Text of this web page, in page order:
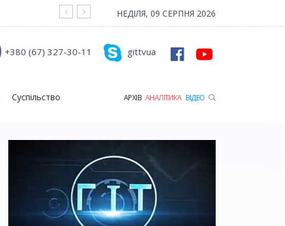
На війні загинув Герой з Рожищенської
НЕДІЛЯ, 09 СЕРПНЯ 2026
gittvua
+380 (67) 327-30-11
Суспільство АРХІВ АНАЛІТИКА ВІДЕО